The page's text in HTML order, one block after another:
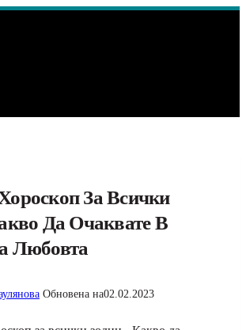
За Всички
Да Очаквате В
Любовта
Обновена на02.02.2023